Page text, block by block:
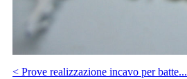
< Prove realizzazione incavo per batte...